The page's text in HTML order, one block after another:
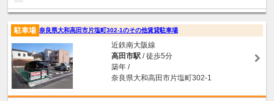
駐車場 奈良県大和高田市片塩町302-1のその他賃貸駐車場
近鉄南大阪線
高田市駅/ 徒歩5分
築年 /
奈良県大和高田市片塩町302-1